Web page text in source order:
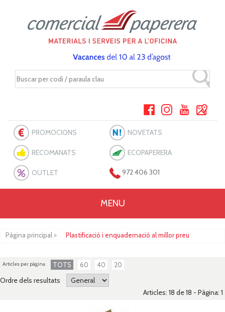
PROMOCIONS NOVETATS
RECOMANATS ECOPAPERERA
OUTLET 972 406 301
MENU
Pàgina principal > Plastificació i enquadernació al millor preu
Articles per pàgina TOTS 60 40 20
Ordre dels resultats
Articles: 18 de 18 - Pàgina: 1